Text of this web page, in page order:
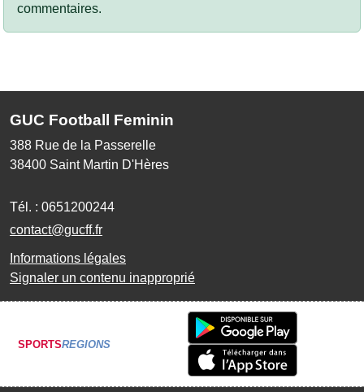
commentaires.
GUC Football Feminin
388 Rue de la Passerelle
38400 Saint Martin D'Hères
Tél. : 0651200244
contact@gucff.fr
Informations légales
Signaler un contenu inapproprié
SPORTSREGIONS